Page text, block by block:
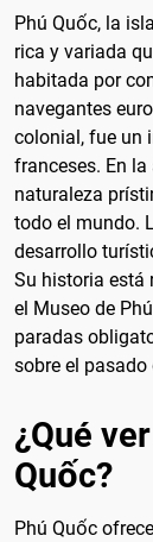
Phú Quốc, la
rica y variada
habitada por
navegantes
colonial, fue un
franceses. En
naturaleza
todo el mundo.
desarrollo
Su historia está
el Museo de
paradas
sobre el pasado
¿Qué
Quốc?
Phú Quốc